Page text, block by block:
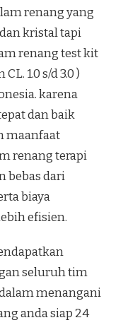
renang yang
kristal tapi
renang test kit
1.0 s/d 3.0 )
karena
dan baik
maanfaat
renang terapi
bebas dari
biaya
efisien.
seluruh tim
menangani
anda siap 24